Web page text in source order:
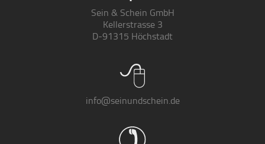
Sein & Schein GmbH
Kellerstrasse 3
D-91315 Höchstadt
info@seinundschein.de